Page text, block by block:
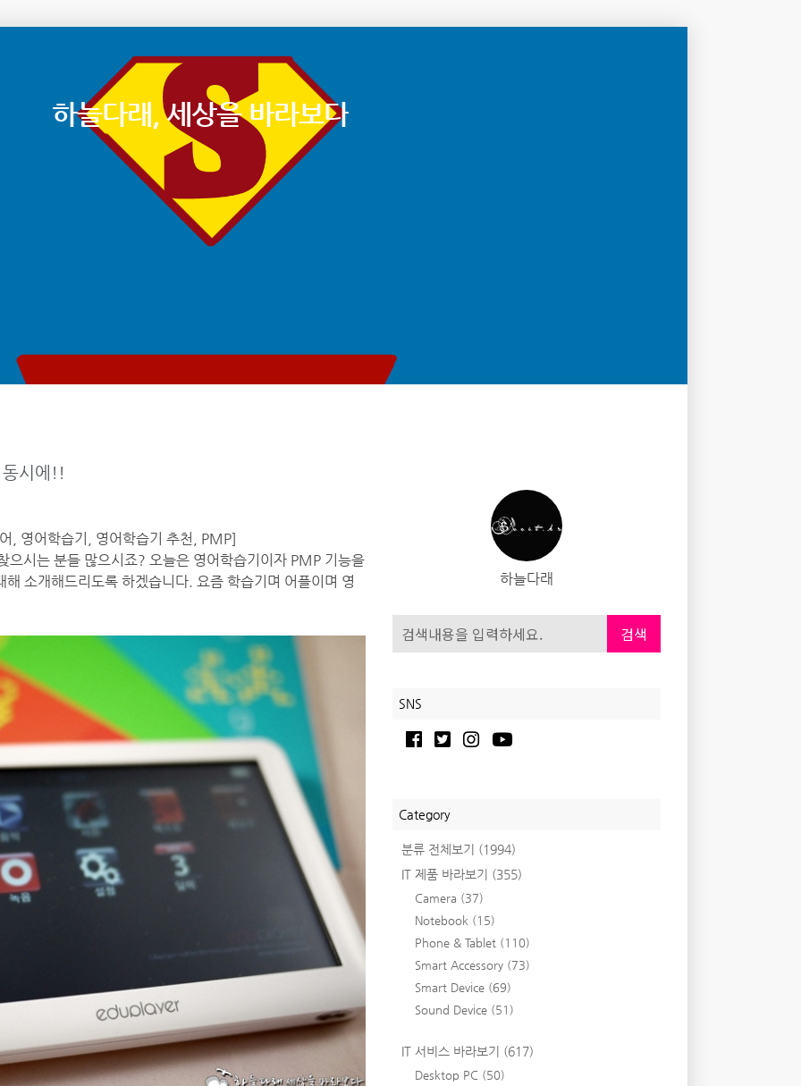
하늘다래, 세상을 바라보다
하늘다래
검색
SNS
Category
분류 전체보기 (1994)
IT 제품 바라보기 (355)
Camera (37)
Notebook (15)
Phone & Tablet (110)
Smart Accessory (73)
Smart Device (69)
Sound Device (51)
IT 서비스 바라보기 (617)
Desktop PC (50)
시에!!
, 영어학습기, 영어학습기 추천, PMP]
으시는 분들 많으시죠? 오늘은 영어학습기이자 PMP 기능을
소개해드리도록 하겠습니다. 요즘 학습기며 어플이며 영